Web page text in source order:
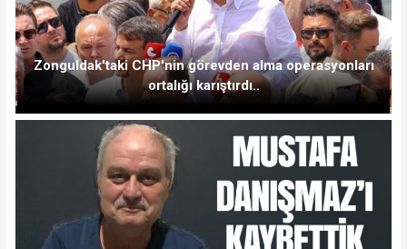
Zonguldak'taki CHP'nin görevden alma operasyonları
ortalığı karıştırdı..